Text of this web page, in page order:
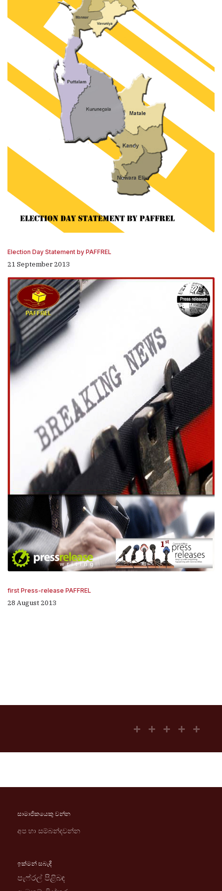
Election Day Statement by PAFFREL
21 September 2013
first Press-release PAFFREL
28 August 2013
සාමාජිකයෙකු වන්න
අප හා සම්බන්දවන්න
ඉක්මන් සබැඳි
පැෆ්රල් පිළිබඳ